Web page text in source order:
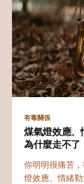
有毒關係
煤氣燈效應、
為什麼走不了
你明明很痛苦
燈效應、情緒